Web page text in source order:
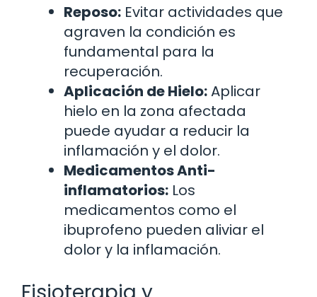
Reposo: Evitar actividades que
agraven la condición es
fundamental para la
recuperación.
Aplicación de Hielo:Aplicar
hielo en la zona afectada
puede ayudar a reducir la
inflamación y el dolor.
Medicamentos Anti-
inflamatorios: Los
medicamentos como el
ibuprofeno pueden aliviar el
dolor y la inflamación.